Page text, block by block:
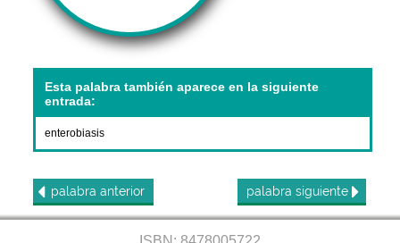
Esta palabra también aparece en la siguiente
entrada:
enterobiasis
palabra anterior palabra siguiente